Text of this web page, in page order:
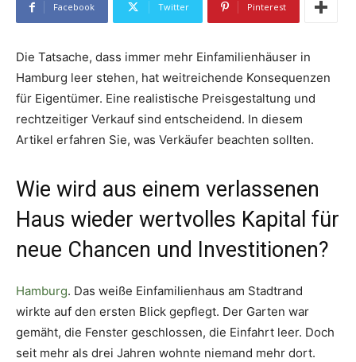
Facebook Twitter Pinterest
Die Tatsache, dass immer mehr Einfamilienhäuser in
Hamburg leer stehen, hat weitreichende Konsequenzen
für Eigentümer. Eine realistische Preisgestaltung und
rechtzeitiger Verkauf sind entscheidend. In diesem
Artikel erfahren Sie, was Verkäufer beachten sollten.
Wie wird aus einem verlassenen
Haus wieder wertvolles Kapital für
neue Chancen und Investitionen?
Hamburg. Das weiße Einfamilienhaus am Stadtrand
wirkte auf den ersten Blick gepflegt. Der Garten war
gemäht, die Fenster geschlossen, die Einfahrt leer. Doch
seit mehr als drei Jahren wohnte niemand mehr dort.